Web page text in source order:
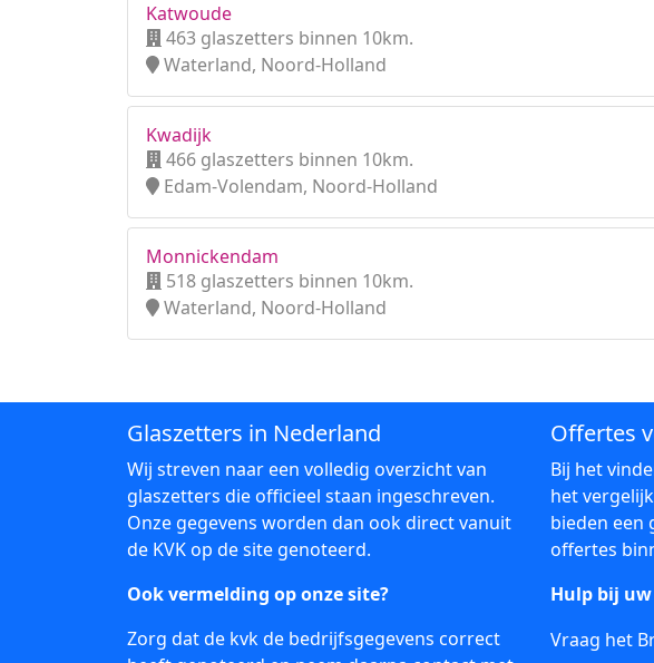
Katwoude
463 glaszetters binnen 10km.
Waterland, Noord-Holland
Kwadijk
466 glaszetters binnen 10km.
Edam-Volendam, Noord-Holland
Monnickendam
518 glaszetters binnen 10km.
Waterland, Noord-Holland
Glaszetters in Nederland
Wij streven naar een volledig overzicht van
glaszetters die officieel staan ingeschreven.
Onze gegevens worden dan ook direct vanuit
de KVK op de site genoteerd.
Ook vermelding op onze site?
Zorg dat de kvk de bedrijfsgegevens correct
Offertes
Bij het
het
bieden een
offertes
Hulp bij
Vraag het